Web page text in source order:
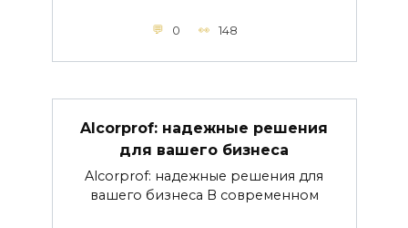
0 148
Alcorprof: надежные решения
для вашего бизнеса
Alcorprof: надежные решения для
вашего бизнеса В современном